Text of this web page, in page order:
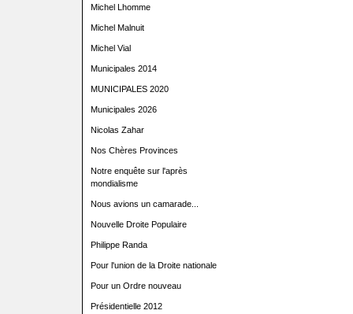
Michel Lhomme
Michel Malnuit
Michel Vial
Municipales 2014
MUNICIPALES 2020
Municipales 2026
Nicolas Zahar
Nos Chères Provinces
Notre enquête sur l'après
mondialisme
Nous avions un camarade...
Nouvelle Droite Populaire
Philippe Randa
Pour l'union de la Droite nationale
Pour un Ordre nouveau
Présidentielle 2012